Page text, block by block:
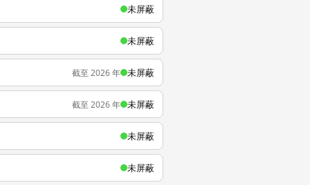
未屏蔽
未屏蔽
截至 2026 年 未屏蔽
截至 2026 年 未屏蔽
未屏蔽
未屏蔽